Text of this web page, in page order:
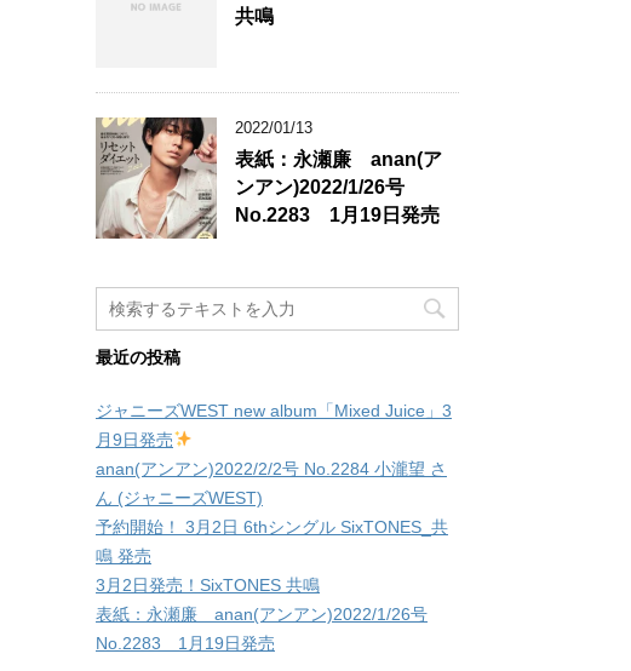
共鳴
2022/01/13
表紙：永瀬廉 anan(ア
ンアン)2022/1/26号
No.2283 1月19日発売
最近の投稿
ジャニーズWEST new album「Mixed Juice」3
月9日発売
anan(アンアン)2022/2/2号 No.2284 小瀧望 さ
ん (ジャニーズWEST)
予約開始！ 3月2日 6thシングル SixTONES_共
鳴 発売
3月2日発売！SixTONES 共鳴
表紙：永瀬廉 anan(アンアン)2022/1/26号
No.2283 1月19日発売